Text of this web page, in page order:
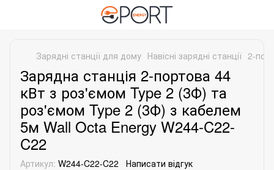
Зарядні станції для дому Навісні зарядні станції 2-
Зарядна станція 2-портова 44
кВт з роз'ємом Type 2 (3Ф) та
роз'ємом Type 2 (3Ф) з кабелем
5м Wall Octa Energy W244-C22-
C22
Артикул: W244-C22-C22 Написати відгук